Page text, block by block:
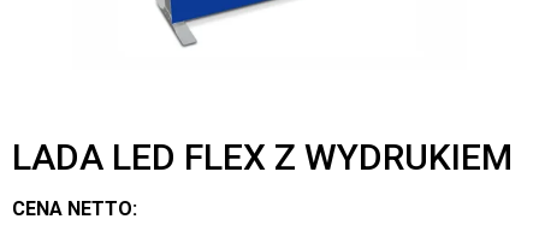
LADA LED FLEX Z WYDRUKIEM
CENA NETTO: